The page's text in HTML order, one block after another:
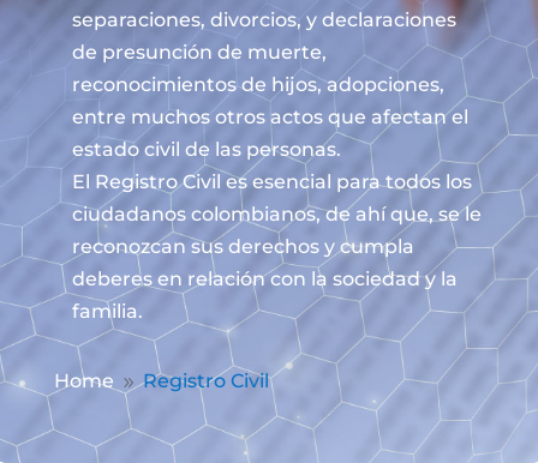
separaciones, divorcios, y declaraciones
de presunción de muerte,
reconocimientos de hijos, adopciones,
entre muchos otros actos que afectan el
estado civil de las personas.
El Registro Civil es esencial para todos los
ciudadanos colombianos, de ahí que, se le
reconozcan sus derechos y cumpla
deberes en relación con la sociedad y la
familia.
Home 9 Registro Civil